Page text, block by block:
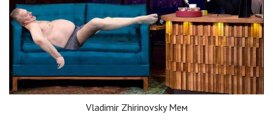
Vladimir Zhirinovsky Мем